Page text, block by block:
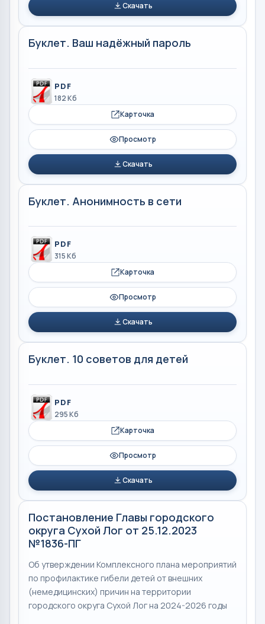
Скачать
Буклет. Ваш надёжный пароль
PDF
182 Кб
Карточка
Просмотр
Скачать
Буклет. Анонимность в сети
PDF
315 Кб
Карточка
Просмотр
Скачать
Буклет. 10 советов для детей
PDF
295 Кб
Карточка
Просмотр
Скачать
Постановление Главы городского
округа Сухой Лог от 25.12.2023
№1836-ПГ
Об утверждении Комплексного плана мероприятий
по профилактике гибели детей от внешних
(немедицинских) причин на территории
городского округа Сухой Лог на 2024-2026 годы